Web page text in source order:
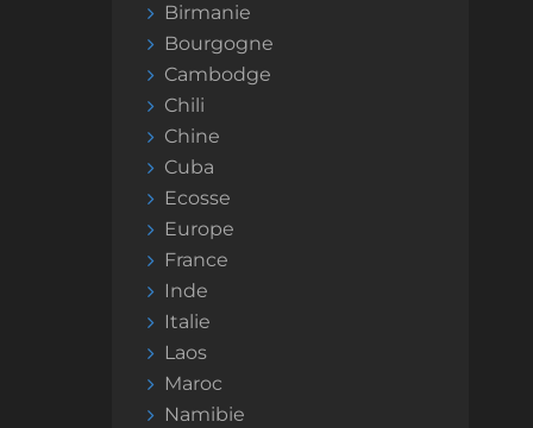
Birmanie
Bourgogne
Cambodge
Chili
Chine
Cuba
Ecosse
Europe
France
Inde
Italie
Laos
Maroc
Namibie